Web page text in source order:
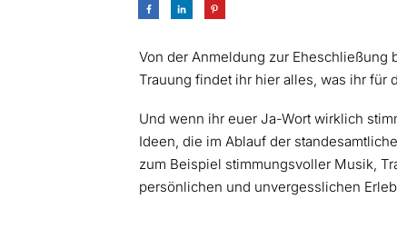
Von der Anmeldung zur Eheschließung
Trauung findet ihr hier alles, was ihr für
Und wenn ihr euer Ja-Wort wirklich
Ideen, die im Ablauf der
zum Beispiel stimmungsvoller Musik,
persönlichen und unvergesslichen